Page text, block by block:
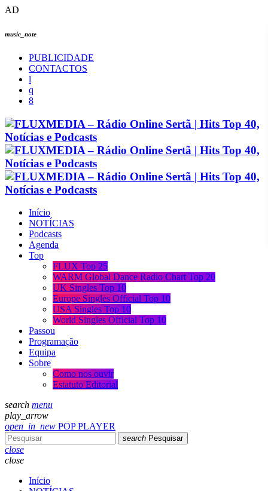
AD
music_note
PUBLICIDADE
CONTACTOS
Início
NOTÍCIAS
Podcasts
Agenda
Top
FLUX Top 25
WARM Global Dance Radio Chart Top 20
UK Singles Top 10
Europe Singles Official Top 10
USA Singles Top 10
World Singles Official Top 10
Passou
Programação
Equipa
Sobre
Como nos ouvir
Estatuto Editorial
search menu
play_arrow
open_in_new POP PLAYER
search Pesquisar
close
close
Início